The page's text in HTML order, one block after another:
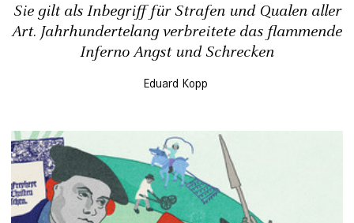
Sie gilt als Inbegriff für Strafen und Qualen aller
Art. Jahrhundertelang verbreitete das flammende
Inferno Angst und Schrecken
Eduard Kopp